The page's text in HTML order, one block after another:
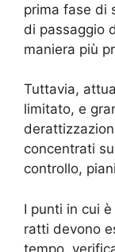
prima fase di
di passaggio
maniera più
Tuttavia,
limitato, e
concentrati
controllo,
I punti in cui
ratti devono
tempo,